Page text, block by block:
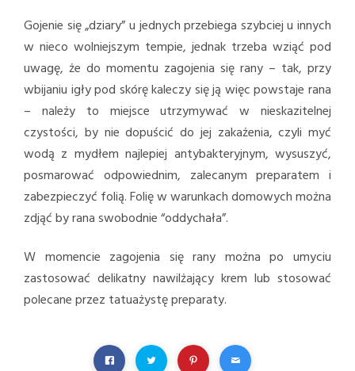
Gojenie się „dziary” u jednych przebiega szybciej u innych
w nieco wolniejszym tempie, jednak trzeba wziąć pod
uwagę, że do momentu zagojenia się rany – tak, przy
wbijaniu igły pod skórę kaleczy się ją więc powstaje rana
– należy to miejsce utrzymywać w nieskazitelnej
czystości, by nie dopuścić do jej zakażenia, czyli myć
wodą z mydłem najlepiej antybakteryjnym, wysuszyć,
posmarować odpowiednim, zalecanym preparatem i
zabezpieczyć folią. Folię w warunkach domowych można
zdjąć by rana swobodnie “oddychała”.
W momencie zagojenia się rany można po umyciu
zastosować delikatny nawilżający krem lub stosować
polecane przez tatuażystę preparaty.